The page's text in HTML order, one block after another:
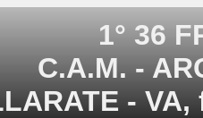
1° 36
C.A.M. -
-